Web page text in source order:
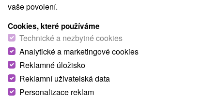
vaše povolení.
Cookies, které používáme
Technické a nezbytné cookies
Analytické a marketingové cookies
Reklamné úložisko
Reklamní uživatelská data
Personalizace reklam